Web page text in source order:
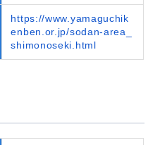
https://www.yamaguchik
enben.or.jp/sodan-area_
shimonoseki.html